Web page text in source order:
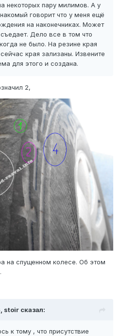
некоторых пару милимов. А у
говорит что у меня ещё
на наконечниках. Может
Дело все в том что
не было. На резине края
края зализаны. Извените
для этого и создана.
2,
на спущенном колесе. Об этом
stoir сказал:
к тому , что присутствие